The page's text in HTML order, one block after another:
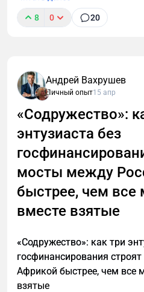
8 0 20
Андрей Вахрушев
Личный опыт15 апр
«Содружество»:
энтузиаста без
мосты между
быстрее, чем все
вместе взятые
«Содружество»: как три
госфинансирования
Африкой быстрее, чем все
взятые